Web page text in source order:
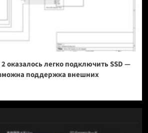
оказалось легко подключить SSD —
поддержка внешних